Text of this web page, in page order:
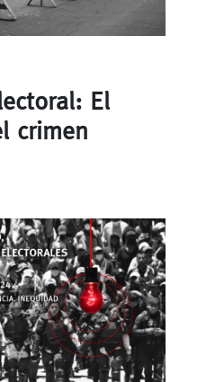
El
crimen